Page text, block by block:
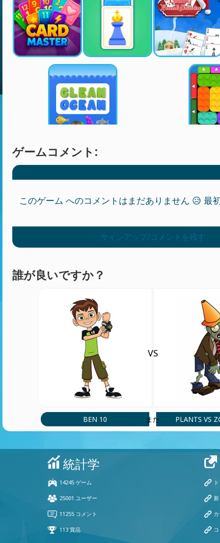
ゲームコメント:
このゲーム へのコメントはまだありません 😥 最
サインアップ/コメントを残す
誰が良いですか？
BEN 10
VS
また PLANTS VS